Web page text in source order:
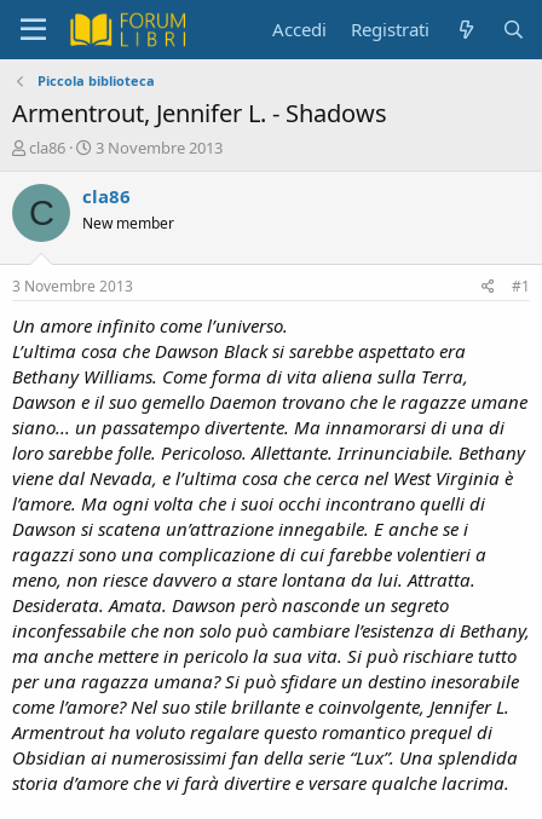
Accedi Registrati
Piccola biblioteca
Armentrout, Jennifer L. - Shadows
C
e
a
t
r
e
D
s
c
u
s
s
i
n
e
cla86
D
t
d
n
i
o
3 Novembre 2013
C cla86
New member
3 Novembre 2013 #1
Un amore infinito come l’universo.
L’ultima cosa che Dawson Black si sarebbe aspettato era
Bethany Williams. Come forma di vita aliena sulla Terra,
Dawson e il suo gemello Daemon trovano che le ragazze umane
siano... un passatempo divertente. Ma innamorarsi di una di
loro sarebbe folle. Pericoloso. Allettante. Irrinunciabile. Bethany
viene dal Nevada, e l’ultima cosa che cerca nel West Virginia è
l’amore. Ma ogni volta che i suoi occhi incontrano quelli di
Dawson si scatena un’attrazione innegabile. E anche se i
ragazzi sono una complicazione di cui farebbe volentieri a
meno, non riesce davvero a stare lontana da lui. Attratta.
Desiderata. Amata. Dawson però nasconde un segreto
inconfessabile che non solo può cambiare l’esistenza di Bethany,
ma anche mettere in pericolo la sua vita. Si può rischiare tutto
per una ragazza umana? Si può sfidare un destino inesorabile
come l’amore? Nel suo stile brillante e coinvolgente, Jennifer L.
Armentrout ha voluto regalare questo romantico prequel di
Obsidian ai numerosissimi fan della serie “Lux”. Una splendida
storia d’amore che vi farà divertire e versare qualche lacrima.